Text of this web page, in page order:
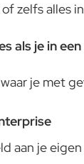
zelfs alles
als je in
je met
aan je